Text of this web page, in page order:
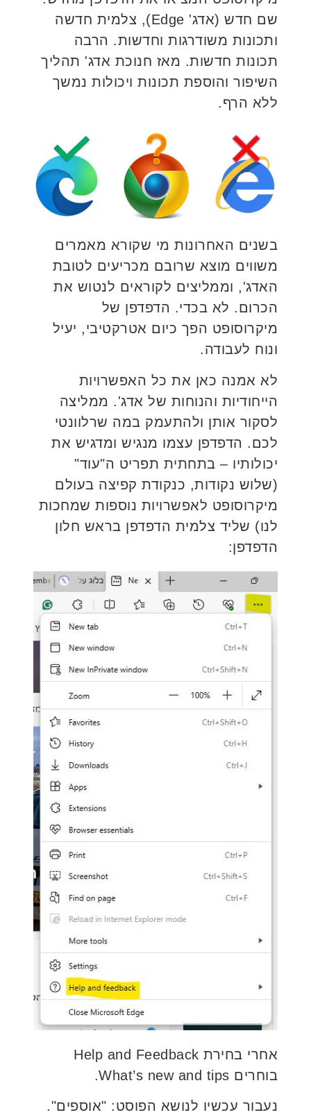
שם חדש (אדג' Edge), צלמית חדשה
ותכונות משודרגות וחדשות. הרבה
תכונות חדשות. מאז חנוכת אדג' תהליך
השיפור והוספת תכונות ויכולות נמשך
ללא הרף.
בשנים האחרונות מי שקורא מאמרים
משווים מוצא שרובם מכריעים לטובת
האדג', וממליצים לקוראים לנטוש את
הכרום. לא בכדי. הדפדפן של
מיקרוסופט הפך כיום אטרקטיבי, יעיל
ונוח לעבודה.
לא אמנה כאן את כל האפשרויות
הייחודיות והנוחות של אדג'. ממליצה
לסקור אותן ולהתעמק במה שרלוונטי
לכם. הדפדפן עצמו מנגיש ומדגיש את
יכולותיו – בתחתית תפריט ה"עוד"
(שלוש נקודות, כנקודת קפיצה בעולם
מיקרוסופט לאפשרויות נוספות שמחכות
לנו) שליד צלמית הדפדפן בראש חלון
הדפדפן:
אחרי בחירת Help and Feedback
בוחרים What’s new and tips.
נעבור עכשיו לנושא הפוסט: "אוספים".